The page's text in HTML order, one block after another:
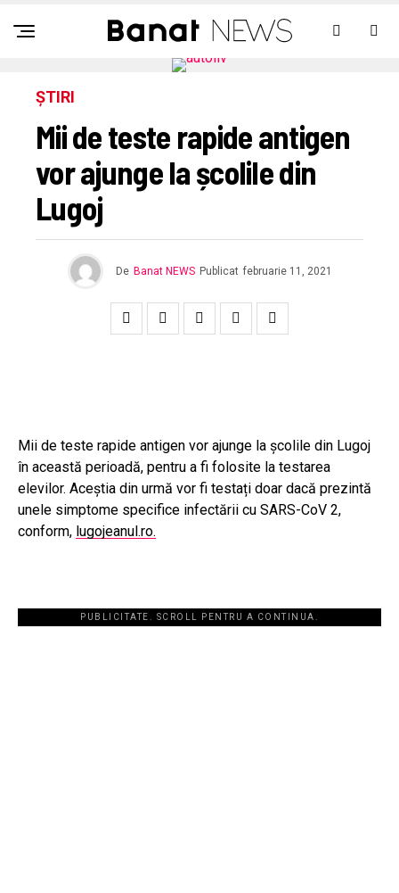
ȘTIRI
Mii de teste rapide antigen
vor ajunge la școlile din
Lugoj
De Banat NEWS Publicat februarie 11, 2021
Mii de teste rapide antigen vor ajunge la școlile din Lugoj
în această perioadă, pentru a fi folosite la testarea
elevilor. Aceștia din urmă vor fi testați doar dacă prezintă
unele simptome specifice infectării cu SARS-CoV 2,
conform, lugojeanul.ro.
PUBLICITATE. SCROLL PENTRU A CONTINUA.